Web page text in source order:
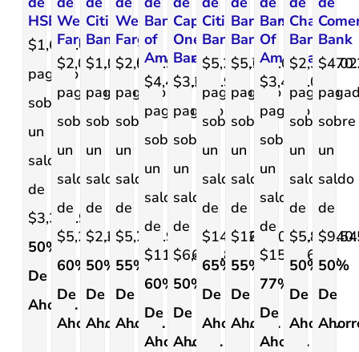
HSBC
$1,683.00
pagado
sobre
un
saldo
de
$3,376.96.
50%
De
Ahorro.
Wells
Fargo
$2,090.00
pagado
sobre
un
saldo
de
$5,224.68.
60%
De
Ahorro.
Citi
Bank
$1,160.00
pagado
sobre
un
saldo
de
$2,321.29.
50%
De
Ahorro.
Wells
Fargo
$2,569.93
pagado
sobre
un
saldo
de
$5,710.95.
55%
De
Ahorro.
Bank
of
America
$4,455.00
pagado
sobre
un
saldo
de
$11,136.80.
60%
De
Ahorro.
Capital
One
Bank
$3,247.95
pagado
sobre
un
saldo
de
$6,495.89.
50%
De
Ahorro.
Citi
Bank
$5,256.00
pagado
sobre
un
saldo
de
$14,986.75.
65%
De
Ahorro.
Barclays
Bank
$5,725.00
pagado
sobre
un
saldo
de
$12,720.42.
55%
De
Ahorro.
Bank
Of
America
$3,420.00
pagado
sobre
un
saldo
de
$15,376.71.
77%
De
Ahorro.
Chase
Bank
$2,347.02
pagado
sobre
un
saldo
de
50%
De
Ahorro.
Bank
sobre
un
saldo
de
50%
De